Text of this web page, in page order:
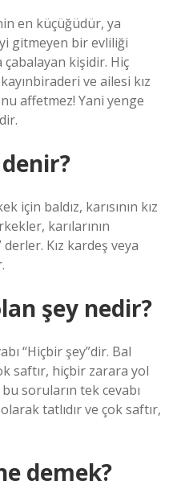
en küçüğüdür, ya
gitmeyen bir evliliği
kişidir. Hiç
ve ailesi kız
affetmez! Yani yenge
için baldız, karısının kız
karılarının
derler. Kız kardeş veya
şey nedir?
“Hiçbir şey”dir. Bal
saftır, hiçbir zarara yol
soruların tek cevabı
tatlıdır ve çok saftır,
demek?